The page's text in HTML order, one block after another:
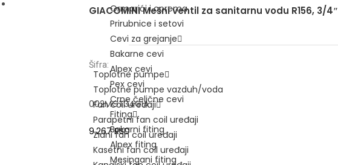
Toplotne pumpe
Toplotne pumpe vazduh/voda
Fan coil uređaji
Parapetni fan coil uređaji
Zidni fan coil uređaji
Kasetni fan coil uređaji
Ormarići i oprema
Prirubnice i setovi
Cevi za grejanje
Bakarne cevi
Alpex cevi
Pex cevi
Crne čelične cevi
Fiting
Bakarni fiting
Alpex fiting
Mesingani fiting
GIACOMINI Mešni ventil za sanitarnu vodu R156, 3/4″
Šifra:
002MGT34GIA
9.267RSD